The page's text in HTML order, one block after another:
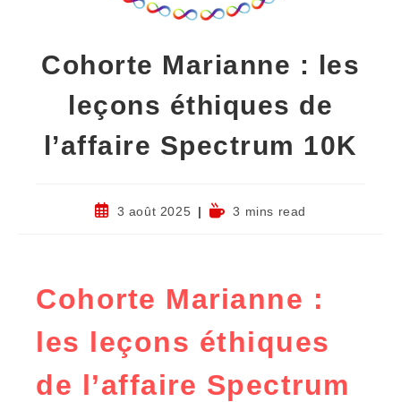
Cohorte Marianne : les
leçons éthiques de
l’affaire Spectrum 10K
3 août 2025 3 mins read
Cohorte Marianne :
les leçons éthiques
de l’affaire Spectrum